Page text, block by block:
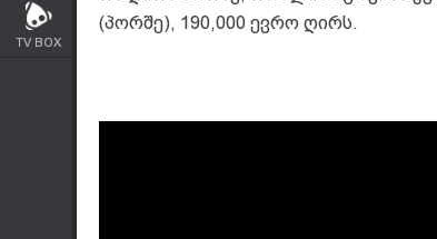
TV BOX
(პორშე), 190,000 ევრო ღირს.